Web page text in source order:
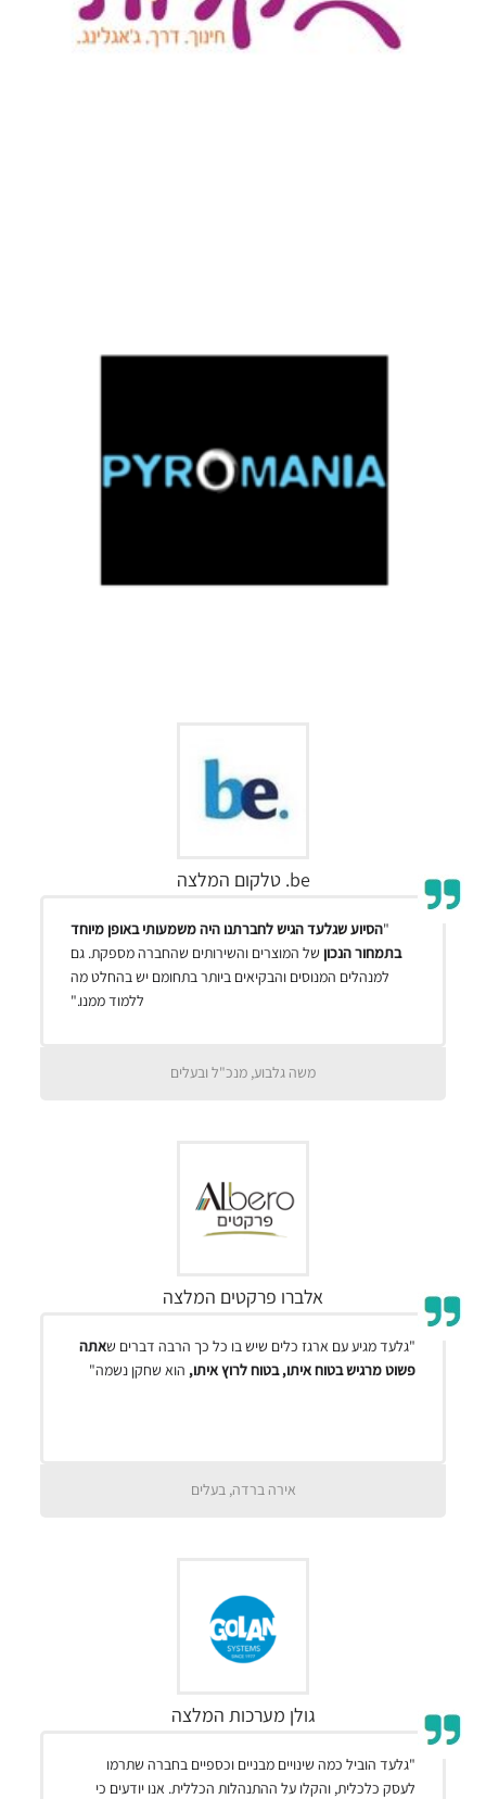
be. טלקום המלצה
"הסיוע שגלעד הגיש לחברתנו היה משמעותי באופן מיוחד
בתמחור הנכון של המוצרים והשירותים שהחברה מספקת. גם
למנהלים המנוסים והבקיאים ביותר בתחומם יש בהחלט מה
ללמוד ממנו."
משה גלבוע, מנכ"ל ובעלים
אלברו פרקטים המלצה
"גלעד מגיע עם ארגז כלים שיש בו כל כך הרבה דברים שאתה
פשוט מרגיש בטוח איתו, בטוח לרוץ איתו, הוא שחקן נשמה"
אירה ברדה, בעלים
גולן מערכות המלצה
"גלעד הוביל כמה שינויים מבניים וכספיים בחברה שתרמו
לעסק כלכלית, והקלו על ההתנהלות הכללית. אנו יודעים כי